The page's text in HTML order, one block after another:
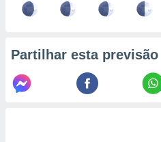
estudos
de
Partilhar esta previsão